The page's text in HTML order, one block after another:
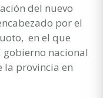
del nuevo
por el
en el que
nacional
la provincia en